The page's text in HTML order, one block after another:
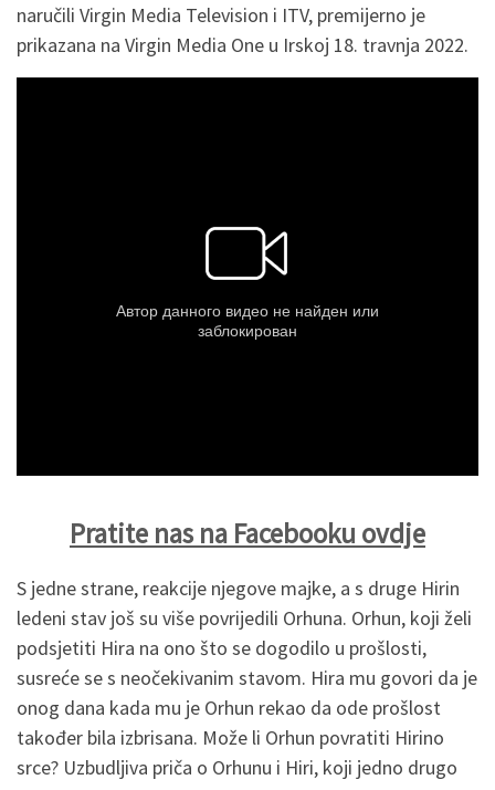
naručili Virgin Media Television i ITV, premijerno je
prikazana na Virgin Media One u Irskoj 18. travnja 2022.
Pratite nas na Facebooku ovdje
S jedne strane, reakcije njegove majke, a s druge Hirin
ledeni stav još su više povrijedili Orhuna. Orhun, koji želi
podsjetiti Hira na ono što se dogodilo u prošlosti,
susreće se s neočekivanim stavom. Hira mu govori da je
onog dana kada mu je Orhun rekao da ode prošlost
također bila izbrisana. Može li Orhun povratiti Hirino
srce? Uzbudljiva priča o Orhunu i Hiri, koji jedno drugo